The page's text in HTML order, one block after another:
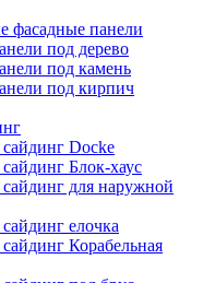
фасадные панели
под дерево
под камень
под кирпич
Docke
Блок-хаус
для наружной
елочка
Корабельная